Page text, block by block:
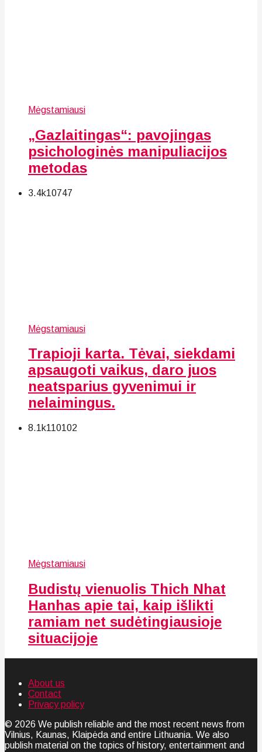
Mėgstamiausi
„Gazlaitingas“: pavojingas
psichologinės manipuliacijos
metodas
3.4k10747
Mėgstamiausi
Trapioji karta. Tėvai, siekdami
apsaugoti vaikus, daro juos
neatsparius gyvenimui ir
nelaimingus.
8.1k110102
Mėgstamiausi
Budistų vienuolis Thich Nhat
Hanhas apie tai, kaip išlikti
ramiam net sudėtingiausioje
situacijoje
About us
Contact
Privacy policy
© 2026 We publish reliable and the most recent news from
Vilnius, Kaunas, Klaipėda and entire Lithuania. We also
publish material on the topics of history, entertainment and